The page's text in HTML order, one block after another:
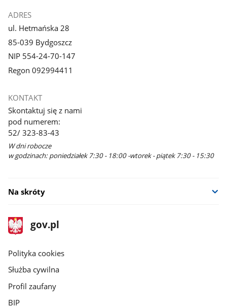
ADRES
ul. Hetmańska 28
85-039 Bydgoszcz
NIP 554-24-70-147
Regon 092994411
KONTAKT
Skontaktuj się z nami
pod numerem:
52/ 323-83-43
W dni robocze
w godzinach: poniedziałek 7:30 - 18:00 -wtorek - piątek 7:30 - 15:30
Na skróty
stopka
gov.pl
Strona
gov.pl
gov.pl
Polityka cookies
Służba cywilna
Profil zaufany
BIP